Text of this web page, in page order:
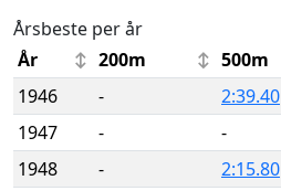
Årsbeste per år
År
200m 500m
1946
- 2:39.40
1947
- -
1948
- 2:15.80